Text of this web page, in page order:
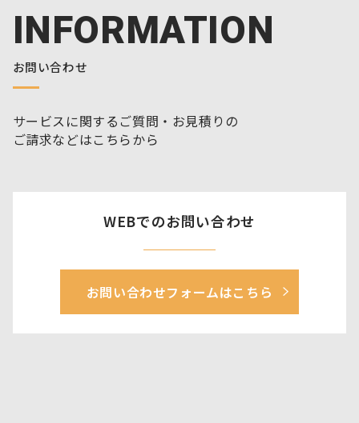
INFORMATION
お問い合わせ
サービスに関するご質問・お見積りの
ご請求などはこちらから
WEBでのお問い合わせ
お問い合わせフォームはこちら